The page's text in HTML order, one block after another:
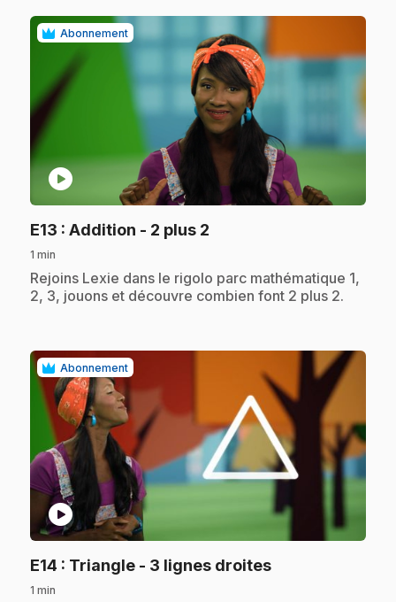
Abonnement
play_circle
E13 : Addition - 2 plus 2
1 min
.Rejoins Lexie dans le rigolo parc mathématique 1,
2, 3, jouons et découvre combien font 2 plus 2.
Abonnement
play_circle
E14 : Triangle - 3 lignes droites.
1 min